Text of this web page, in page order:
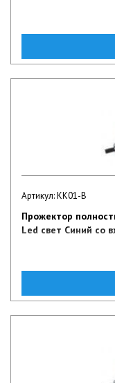
Артикул: KK01-B
Прожектор
Led свет Синий со